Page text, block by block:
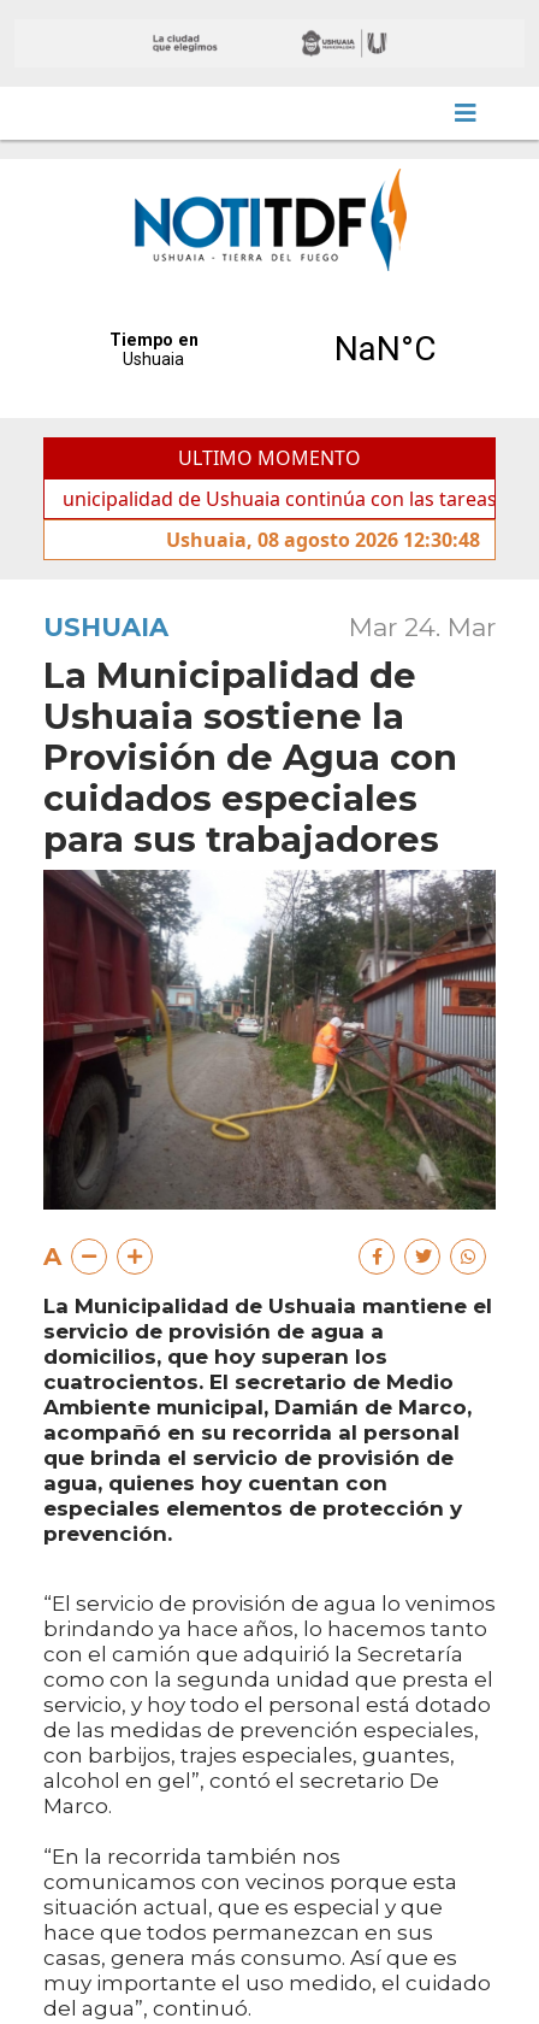
ULTIMO MOMENTO
de Ushuaia continúa con las tareas de
Ushuaia, 08 agosto 2026 12:30:48
USHUAIA Mar 24. Mar
La Municipalidad de
Ushuaia sostiene la
Provisión de Agua con
cuidados especiales
para sus trabajadores
A
La Municipalidad de Ushuaia mantiene el
servicio de provisión de agua a
domicilios, que hoy superan los
cuatrocientos. El secretario de Medio
Ambiente municipal, Damián de Marco,
acompañó en su recorrida al personal
que brinda el servicio de provisión de
agua, quienes hoy cuentan con
especiales elementos de protección y
prevención.
“El servicio de provisión de agua lo venimos
brindando ya hace años, lo hacemos tanto
con el camión que adquirió la Secretaría
como con la segunda unidad que presta el
servicio, y hoy todo el personal está dotado
de las medidas de prevención especiales,
con barbijos, trajes especiales, guantes,
alcohol en gel”, contó el secretario De
Marco.
“En la recorrida también nos
comunicamos con vecinos porque esta
situación actual, que es especial y que
hace que todos permanezcan en sus
casas, genera más consumo. Así que es
muy importante el uso medido, el cuidado
del agua”, continuó.